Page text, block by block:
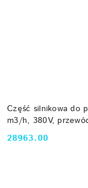
Część silnikowa do
m3/h, 380V,
Cena:
28963.00